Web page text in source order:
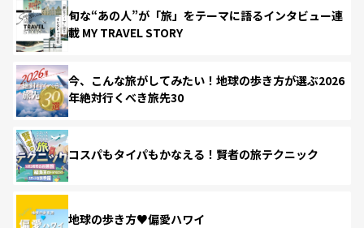
旬な“あの人”が「旅」をテーマに語るインタビュー連
載 MY TRAVEL STORY
今、こんな旅がしてみたい！地球の歩き方が選ぶ2026
年絶対行くべき旅先30
コスパもタイパもかなえる！賢者の旅テクニック
地球の歩き方♥偏愛ハワイ